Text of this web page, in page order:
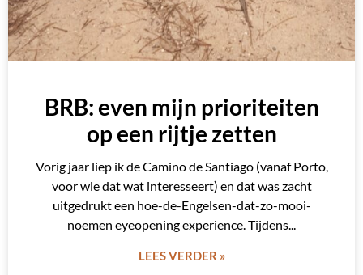
BRB: even mijn prioriteiten
op een rijtje zetten
Vorig jaar liep ik de Camino de Santiago (vanaf Porto,
voor wie dat wat interesseert) en dat was zacht
uitgedrukt een hoe-de-Engelsen-dat-zo-mooi-
noemen eyeopening experience. Tijdens
LEES VERDER »